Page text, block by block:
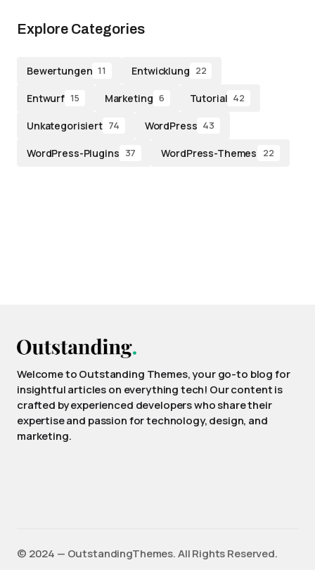
Explore Categories
Bewertungen 11 Entwicklung 22
Entwurf 15 Marketing 6 Tutorial 42
Unkategorisiert 74 WordPress 43
WordPress-Plugins 37 WordPress-Themes 22
Welcome to Outstanding Themes, your go-to blog for
insightful articles on everything tech! Our content is
crafted by experienced developers who share their
expertise and passion for technology, design, and
marketing.
©️ 2024 — OutstandingThemes. All Rights Reserved.